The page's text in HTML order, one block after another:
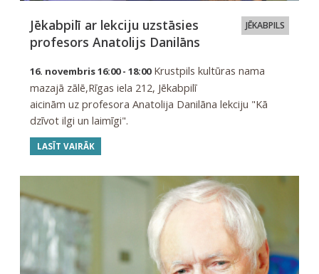
JĒKABPILS
Jēkabpilī ar lekciju uzstāsies
profesors Anatolijs Danilāns
16. novembris 16:00 - 18:00Krustpils kultūras nama
mazajā zālē,Rīgas iela 212, Jēkabpilī
aicinām uz profesora Anatolija Danilāna lekciju "Kā
dzīvot ilgi un laimīgi".
LASĪT VAIRĀK